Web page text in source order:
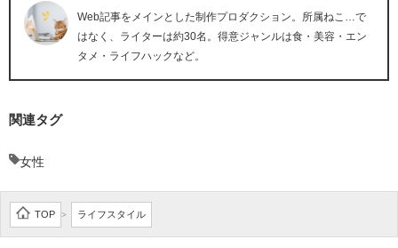
Web記事をメインとした制作プロダクション。所属ねこ…で
はなく、ライターは約30名。得意ジャンルは食・美容・エン
タメ・ライフハックなど。
関連タグ
女性
TOP > ライフスタイル